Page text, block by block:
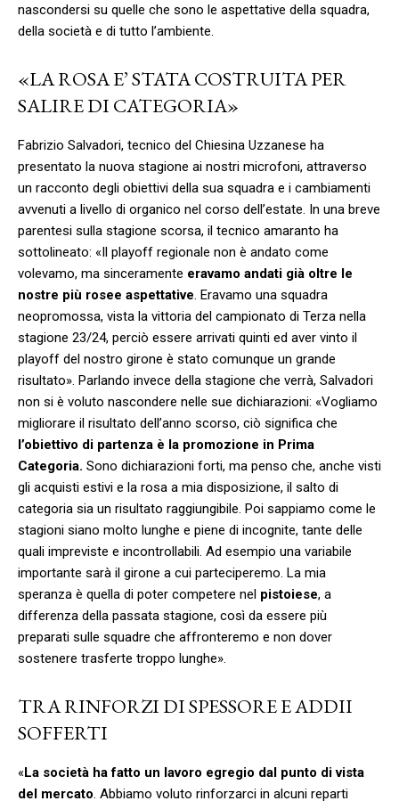
nascondersi su quelle che sono le aspettative della squadra,
della società e di tutto l’ambiente.
«LA ROSA E’ STATA COSTRUITA PER
SALIRE DI CATEGORIA»
Fabrizio Salvadori, tecnico del Chiesina Uzzanese ha
presentato la nuova stagione ai nostri microfoni, attraverso
un racconto degli obiettivi della sua squadra e i cambiamenti
avvenuti a livello di organico nel corso dell’estate. In una breve
parentesi sulla stagione scorsa, il tecnico amaranto ha
sottolineato: «Il playoff regionale non è andato come
volevamo, ma sinceramente eravamo andati già oltre le
nostre più rosee aspettative. Eravamo una squadra
neopromossa, vista la vittoria del campionato di Terza nella
stagione 23/24, perciò essere arrivati quinti ed aver vinto il
playoff del nostro girone è stato comunque un grande
risultato». Parlando invece della stagione che verrà, Salvadori
non si è voluto nascondere nelle sue dichiarazioni: «Vogliamo
migliorare il risultato dell’anno scorso, ciò significa che
l’obiettivo di partenza è la promozione in Prima
Categoria. Sono dichiarazioni forti, ma penso che, anche visti
gli acquisti estivi e la rosa a mia disposizione, il salto di
categoria sia un risultato raggiungibile. Poi sappiamo come le
stagioni siano molto lunghe e piene di incognite, tante delle
quali impreviste e incontrollabili. Ad esempio una variabile
importante sarà il girone a cui parteciperemo. La mia
speranza è quella di poter competere nel pistoiese, a
differenza della passata stagione, così da essere più
preparati sulle squadre che affronteremo e non dover
sostenere trasferte troppo lunghe».
TRA RINFORZI DI SPESSORE E ADDII
SOFFERTI
«La società ha fatto un lavoro egregio dal punto di vista
del mercato. Abbiamo voluto rinforzarci in alcuni reparti